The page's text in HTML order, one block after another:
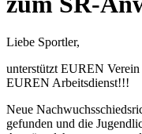
Liebe Sportler,
unterstützt EUREN
EUREN Arbeitsdienst!!!
Neue
gefunden und die